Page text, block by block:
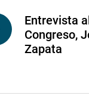
Entrevista
Congreso,
Zapata